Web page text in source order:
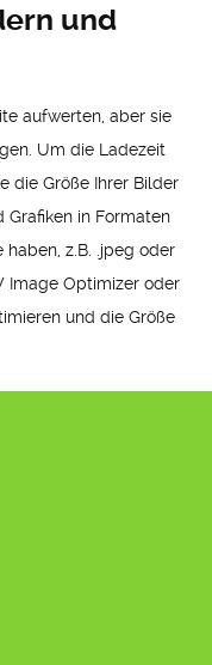
und
aufwerten, aber sie
Um die Ladezeit
die Größe Ihrer Bilder
Grafiken in Formaten
z.B. .jpeg oder
Image Optimizer oder
und die Größe